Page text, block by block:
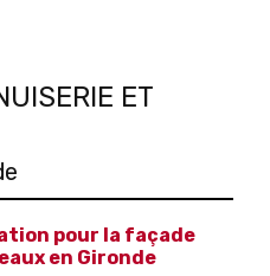
ET
pour la façade
en Gironde